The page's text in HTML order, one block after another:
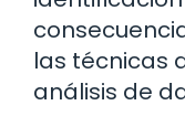
las técnicas
análisis de